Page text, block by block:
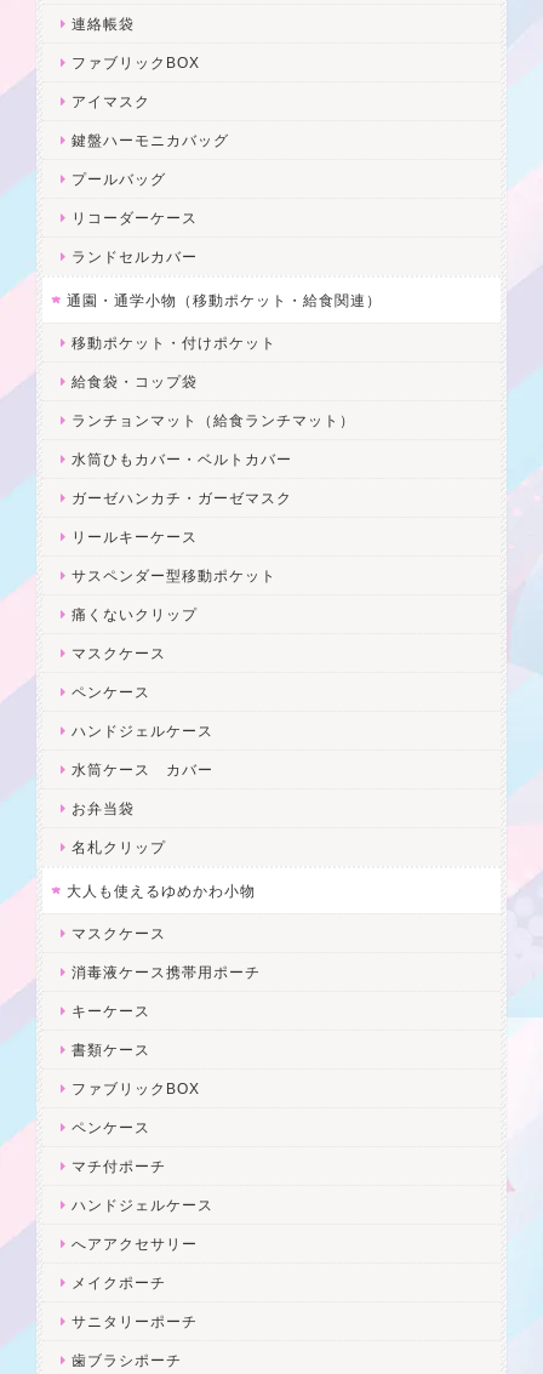
連絡帳袋
ファブリックBOX
アイマスク
鍵盤ハーモニカバッグ
プールバッグ
リコーダーケース
ランドセルカバー
通園・通学小物（移動ポケット・給食関連）
移動ポケット・付けポケット
給食袋・コップ袋
ランチョンマット（給食ランチマット）
水筒ひもカバー・ベルトカバー
ガーゼハンカチ・ガーゼマスク
リールキーケース
サスペンダー型移動ポケット
痛くないクリップ
マスクケース
ペンケース
ハンドジェルケース
水筒ケース カバー
お弁当袋
名札クリップ
大人も使えるゆめかわ小物
マスクケース
消毒液ケース携帯用ポーチ
キーケース
書類ケース
ファブリックBOX
ペンケース
マチ付ポーチ
ハンドジェルケース
へアアクセサリー
メイクポーチ
サニタリーポーチ
歯ブラシポーチ